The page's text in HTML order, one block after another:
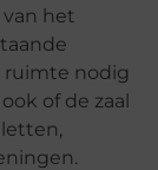
het
ruimte nodig
of de zaal